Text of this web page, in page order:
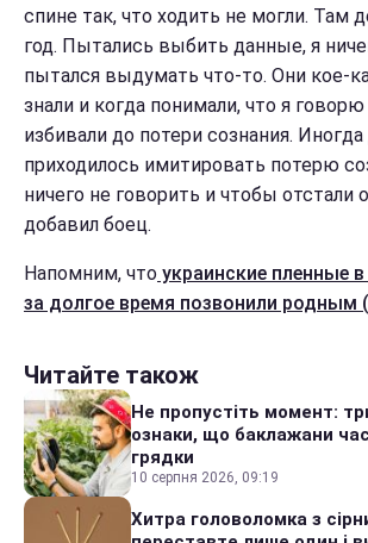
спине так, что ходить не могли. Там
год. Пытались выбить данные, я
пытался выдумать что-то. Они кое-
знали и когда понимали, что я
избивали до потери сознания.
приходилось имитировать потерю
ничего не говорить и чтобы отстали
добавил боец.
Напомним, что украинские пленные
за долгое время позвонили родным
Читайте також
Не пропустіть момент:
ознаки, що баклажани
грядки
10 серпня 2026, 09:19
Хитра головоломка з